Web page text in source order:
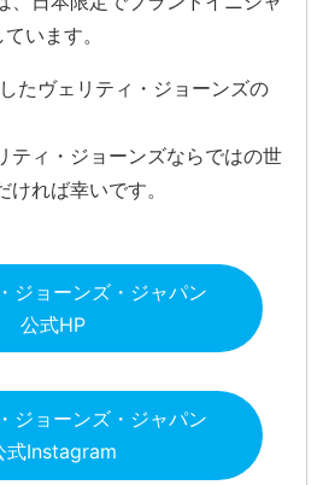
います。
たヴェリティ・ジョーンズの
ティ・ジョーンズならではの世
れば幸いです。
ジョーンズ・ジャパン
公式HP
ジョーンズ・ジャパン
式Instagram